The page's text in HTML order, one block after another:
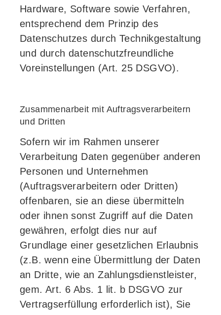
Hardware, Software sowie Verfahren,
entsprechend dem Prinzip des
Datenschutzes durch Technikgestaltung
und durch datenschutzfreundliche
Voreinstellungen (Art. 25 DSGVO).
Zusammenarbeit mit Auftragsverarbeitern
und Dritten
Sofern wir im Rahmen unserer
Verarbeitung Daten gegenüber anderen
Personen und Unternehmen
(Auftragsverarbeitern oder Dritten)
offenbaren, sie an diese übermitteln
oder ihnen sonst Zugriff auf die Daten
gewähren, erfolgt dies nur auf
Grundlage einer gesetzlichen Erlaubnis
(z.B. wenn eine Übermittlung der Daten
an Dritte, wie an Zahlungsdienstleister,
gem. Art. 6 Abs. 1 lit. b DSGVO zur
Vertragserfüllung erforderlich ist), Sie